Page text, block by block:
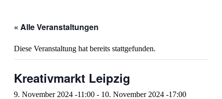
« Alle Veranstaltungen
Diese Veranstaltung hat bereits stattgefunden.
Kreativmarkt Leipzig
9. November 2024 -11:00 - 10. November 2024 -17:00